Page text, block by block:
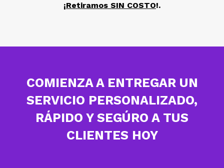
¡Retiramos SIN COSTO!.
COMIENZA A ENTREGAR UN
SERVICIO PERSONALIZADO,
RÁPIDO Y SEGÚRO A TUS
CLIENTES HOY